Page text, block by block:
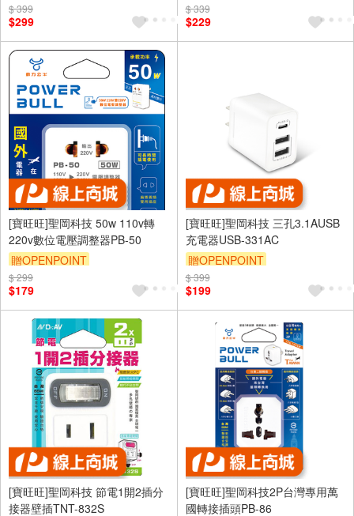
$ 399
$299
$ 339
$229
[寶旺旺]聖岡科技 50w 110v轉
220v數位電壓調整器PB-50
贈OPENPOINT
$ 299
$179
[寶旺旺]聖岡科技 三孔3.1AUSB
充電器USB-331AC
贈OPENPOINT
$ 399
$199
[寶旺旺]聖岡科技 節電1開2插分
接器壁插TNT-832S
[寶旺旺]聖岡科技2P台灣專用萬
國轉接插頭PB-86